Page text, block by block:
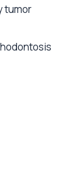
tumor